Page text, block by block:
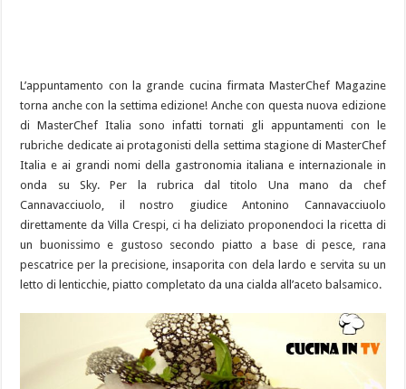
L’appuntamento con la grande cucina firmata MasterChef Magazine
torna anche con la settima edizione! Anche con questa nuova edizione
di MasterChef Italia sono infatti tornati gli appuntamenti con le
rubriche dedicate ai protagonisti della settima stagione di MasterChef
Italia e ai grandi nomi della gastronomia italiana e internazionale in
onda su Sky. Per la rubrica dal titolo Una mano da chef
Cannavacciuolo, il nostro giudice Antonino Cannavacciuolo
direttamente da Villa Crespi, ci ha deliziato proponendoci la ricetta di
un buonissimo e gustoso secondo piatto a base di pesce, rana
pescatrice per la precisione, insaporita con dela lardo e servita su un
letto di lenticchie, piatto completato da una cialda all’aceto balsamico.